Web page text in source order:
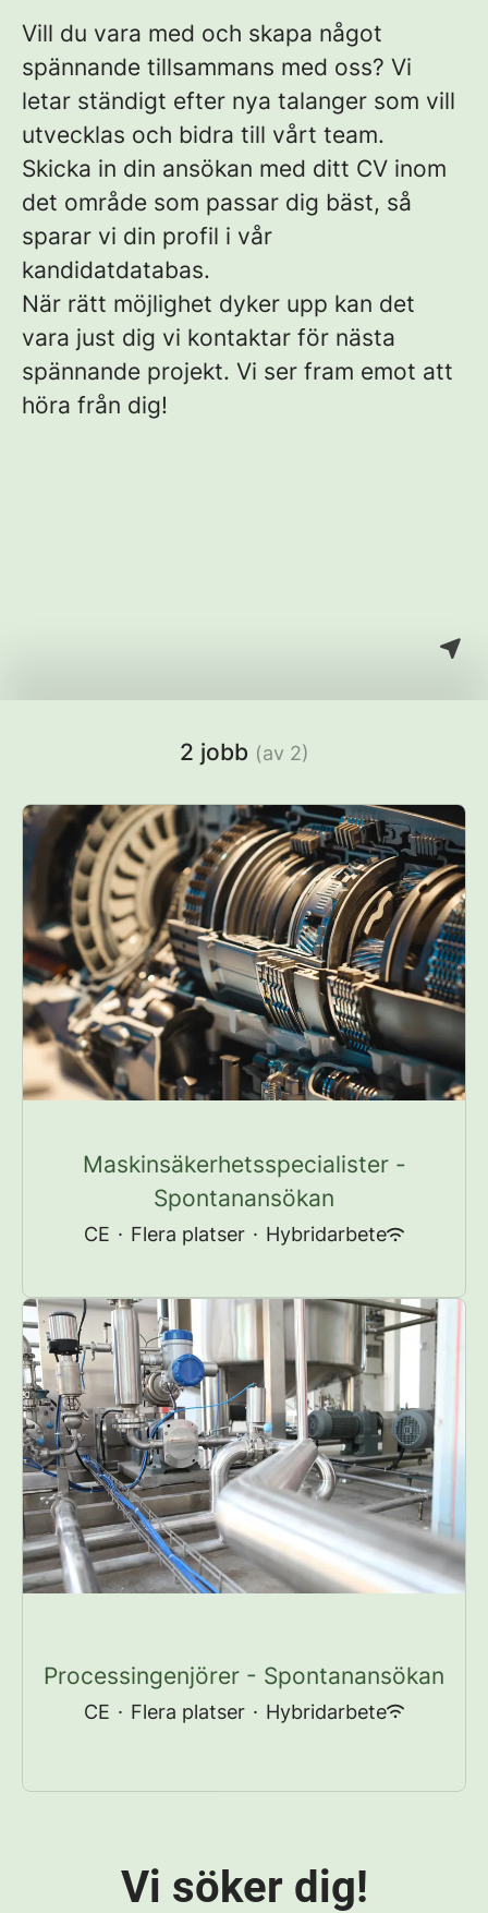
Vill du vara med och skapa något
spännande tillsammans med oss? Vi
letar ständigt efter nya talanger som vill
utvecklas och bidra till vårt team.
Skicka in din ansökan med ditt CV inom
det område som passar dig bäst, så
sparar vi din profil i vår
kandidatdatabas.
När rätt möjlighet dyker upp kan det
vara just dig vi kontaktar för nästa
spännande projekt. Vi ser fram emot att
höra från dig!
2 jobb (av 2)
Maskinsäkerhetsspecialister -
Spontanansökan
CE · Flera platser · Hybridarbete
Processingenjörer - Spontanansökan
CE · Flera platser · Hybridarbete
Vi söker dig!